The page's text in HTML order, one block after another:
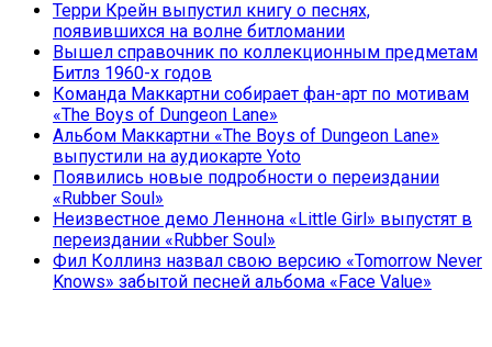
Терри Крейн выпустил книгу о песнях,
появившихся на волне битломании
Вышел справочник по коллекционным предметам
Битлз 1960-х годов
Команда Маккартни собирает фан-арт по мотивам
«The Boys of Dungeon Lane»
Альбом Маккартни «The Boys of Dungeon Lane»
выпустили на аудиокарте Yoto
Появились новые подробности о переиздании
«Rubber Soul»
Неизвестное демо Леннона «Little Girl» выпустят в
переиздании «Rubber Soul»
Фил Коллинз назвал свою версию «Tomorrow Never
Knows» забытой песней альбома «Face Value»